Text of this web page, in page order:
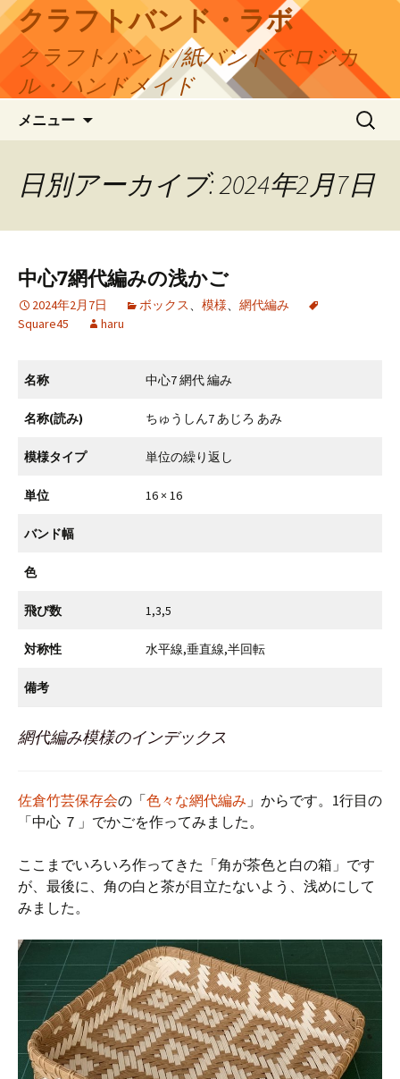
コ
ン
テ
ツ
ス
クラフトバンド・ラボ
クラフトバンド/紙バンドでロジカ
ル・ハンドメイド
メニュー
検
索:
日別アーカイブ: 2024年2月7日
中心7網代編みの浅かご
2024年2月7日 ボックス、 模様、 網代編み
Square45
haru
名称 中心7 網代 編み
名称(読み) ちゅうしん7 あじろ あみ
模様タイプ 単位の繰り返し
単位 16 × 16
バンド幅
色
飛び数 1,3,5
対称性 水平線,垂直線,半回転
備考
網代編み模様のインデックス
佐倉竹芸保存会の「色々な網代編み 」からです。1行目の
「中心 ７」でかごを作ってみました。
ここまでいろいろ作ってきた「角が茶色と白の箱」です
が、最後に、角の白と茶が目立たないよう、浅めにして
みました。